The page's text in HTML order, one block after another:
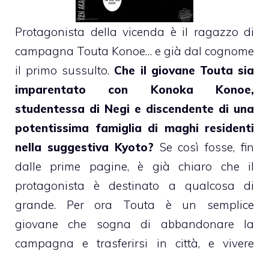
Protagonista della vicenda è il ragazzo di
campagna Touta Konoe… e già dal cognome
il primo sussulto. Che il giovane Touta sia
imparentato con Konoka Konoe,
studentessa di Negi e discendente di una
potentissima famiglia di maghi residenti
nella suggestiva Kyoto? Se così fosse, fin
dalle prime pagine, è già chiaro che il
protagonista è destinato a qualcosa di
grande. Per ora Touta è un semplice
giovane che sogna di abbandonare la
campagna e trasferirsi in città, e vivere